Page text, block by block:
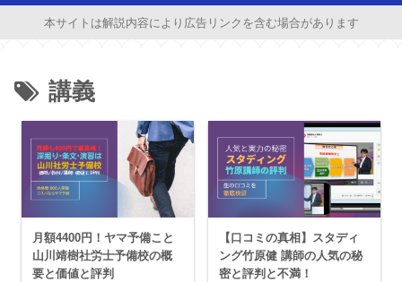
本サイトは解説内容により広告リンクを含む場合があります
講義
月額4400円！ヤマ予備こと
山川靖樹社労士予備校の概
要と価値と評判
【口コミの真相】スタディ
ング竹原健 講師の人気の秘
密と評判と不満！